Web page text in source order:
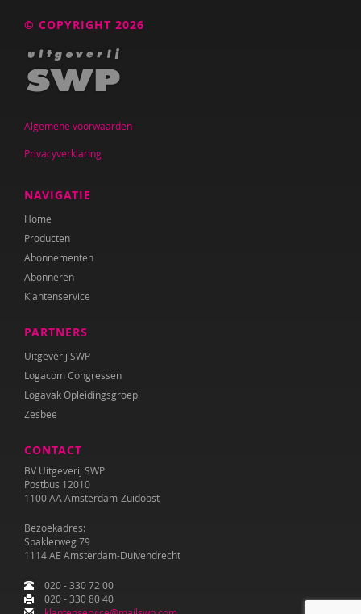
© COPYRIGHT 2026
Algemene voorwaarden
Privacyverklaring
NAVIGATIE
Home
Producten
Abonnementen
Abonneren
Klantenservice
PARTNERS
Uitgeverij SWP
Logacom Congressen
Logavak Opleidingsgroep
Zesbee
CONTACT
BV Uitgeverij SWP
Postbus 12010
1100 AA Amsterdam-Zuidoost
Bezoekadres:
Spaklerweg 79
1114 AE Amsterdam-Duivendrecht
020 - 330 72 00
020 - 330 80 40